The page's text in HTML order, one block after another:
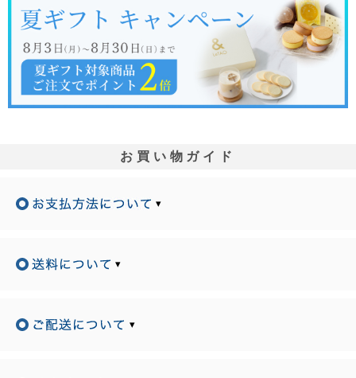
お買い物ガイド
▾
▾
▾